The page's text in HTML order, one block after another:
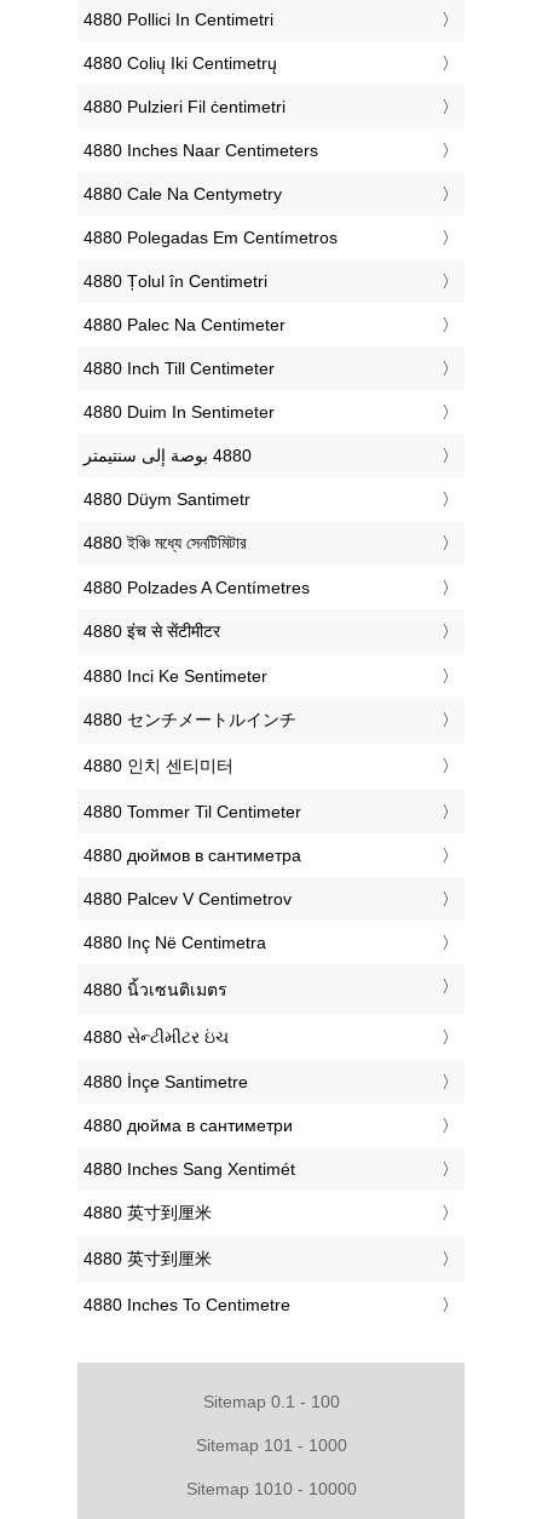
‎4880 Pollici In Centimetri
‎4880 Colių Iki Centimetrų
‎4880 Pulzieri Fil ċentimetri
‎4880 Inches Naar Centimeters
‎4880 Cale Na Centymetry
‎4880 Polegadas Em Centímetros
‎4880 Țolul în Centimetri
‎4880 Palec Na Centimeter
‎4880 Inch Till Centimeter
‎4880 Duim In Sentimeter
‎4880 Düym Santimetr
‎4880 ইঞ্চি মধ্যে সেনটিমিটার
‎4880 Polzades A Centímetres
‎4880 इंच से सेंटीमीटर
‎4880 Inci Ke Sentimeter
‎4880 センチメートルインチ
‎4880 인치 센티미터
‎4880 Tommer Til Centimeter
‎4880 дюймов в сантиметра
‎4880 Palcev V Centimetrov
‎4880 Inç Në Centimetra
‎4880 นิ้วเซนติเมตร
‎4880 સેન્ટીમીટર ઇંચ
‎4880 İnçe Santimetre
‎4880 дюйма в сантиметри
‎4880 Inches Sang Xentimét
‎4880 英寸到厘米
‎4880 英寸到厘米
‎4880 Inches To Centimetre
Sitemap 0.1 - 100
Sitemap 101 - 1000
Sitemap 1010 - 10000